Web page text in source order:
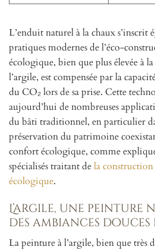
L’enduit naturel à la chaux s’inscrit
pratiques modernes de l’éco-
écologique, bien que plus élevée à
l’argile, est compensée par la
du CO₂ lors de sa prise. Cette
aujourd’hui de nombreuses
du bâti traditionnel, en particulier
préservation du patrimoine
confort écologique, comme
spécialisés traitant dela construction
écologique.
L’argile, une
des ambiances
La peinture à l’argile, bien que très